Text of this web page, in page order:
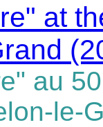
at
au
le-